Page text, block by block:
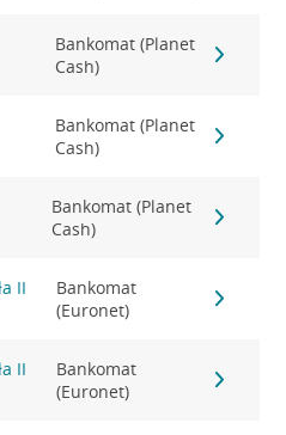
Bankomat (Planet
Cash)
Bankomat (Planet
Cash)
Bankomat (Planet
Cash)
II
Bankomat
(Euronet)
II
Bankomat
(Euronet)